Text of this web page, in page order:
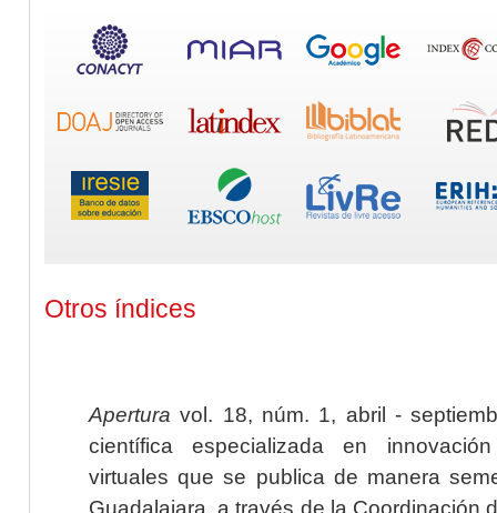
Otros índices
Apertura vol. 18, núm. 1, abril -
científica especializada en
virtuales que se publica de manera
Guadalajara, a través de la Coordinación